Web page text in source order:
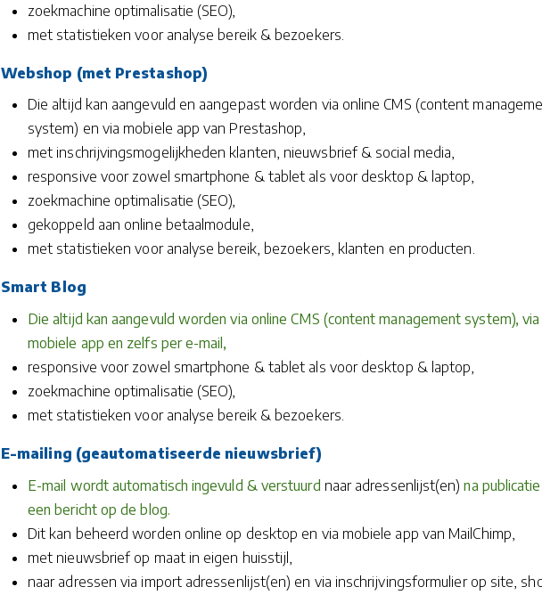
zoekmachine optimalisatie (SEO),
met statistieken voor analyse bereik & bezoekers.
Webshop (met Prestashop)
Die altijd kan aangevuld en aangepast worden via online CMS (content
system) en via mobiele app van Prestashop,
met inschrijvingsmogelijkheden klanten, nieuwsbrief & social media,
responsive voor zowel smartphone & tablet als voor desktop & laptop,
zoekmachine optimalisatie (SEO),
gekoppeld aan online betaalmodule,
met statistieken voor analyse bereik, bezoekers, klanten en producten.
Smart Blog
Die altijd kan aangevuld worden via online CMS (content management system), via
mobiele app en zelfs per e-mail,
responsive voor zowel smartphone & tablet als voor desktop & laptop,
zoekmachine optimalisatie (SEO),
met statistieken voor analyse bereik & bezoekers.
E-mailing (geautomatiseerde nieuwsbrief)
E-mail wordt automatisch ingevuld & verstuurd naar adressenlijst(en) na
een bericht op de blog.
Dit kan beheerd worden online op desktop en via mobiele app van MailChimp,
met nieuwsbrief op maat in eigen huisstijl,
naar adressen via import adressenlijst(en) en via inschrijvingsformulier op site,